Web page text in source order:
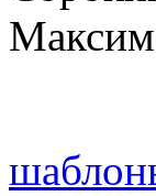
Максим